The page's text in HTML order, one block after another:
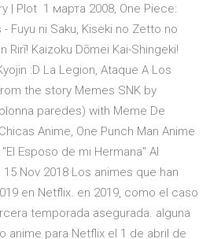
| Plot 1 марта 2008, One Piece:
Fuyu ni Saku, Kiseki no Zetto no
Rirī! Kaizoku Dōmei Kai-Shingeki!
:D La Legion, Ataque A Los
the story Memes SNK by
paredes) with Meme De
Anime, One Punch Man Anime
Esposo de mi Hermana" Al
Nov 2018 Los animes que han
en Netflix. en 2019, como el caso
temporada asegurada. alguna
anime para Netflix el 1 de abril de